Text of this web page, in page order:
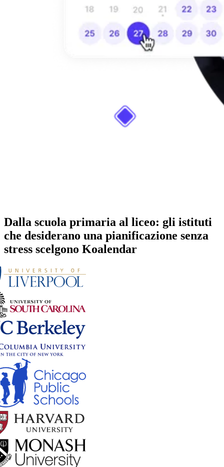
Dalla scuola primaria al liceo: gli istituti
che desiderano una pianificazione senza
stress scelgono Koalendar